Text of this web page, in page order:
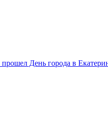
День города в